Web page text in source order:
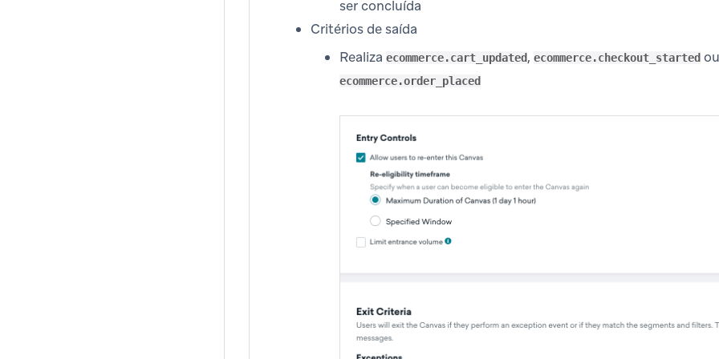
ser concluída
Critérios de saída
Realiza ecommerce.cart_updated, ecommerce.checkout_started ou
ecommerce.order_placed